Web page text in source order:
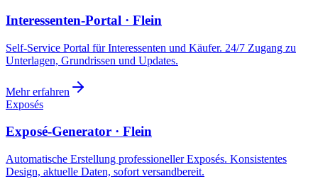
Interessenten-Portal · Flein
Self-Service Portal für Interessenten und Käufer. 24/7 Zugang zu
Unterlagen, Grundrissen und Updates.
Mehr erfahren
Exposés
Exposé-Generator · Flein
Automatische Erstellung professioneller Exposés. Konsistentes
Design, aktuelle Daten, sofort versandbereit.